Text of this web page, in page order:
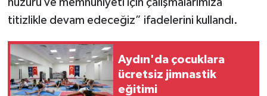
huzuru ve memnuniyeti için çalışmalarımıza
titizlikle devam edeceğiz” ifadelerini kullandı.
Aydın'da çocuklara
ücretsiz jimnastik
eğitimi